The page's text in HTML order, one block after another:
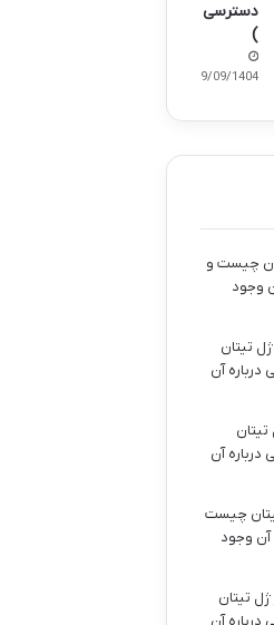
دسترسی
)
09/09/1404
چیست و
وجود
ژل تیتان
آن
آن
چیست
آن وجود
ژل تیتان
آن